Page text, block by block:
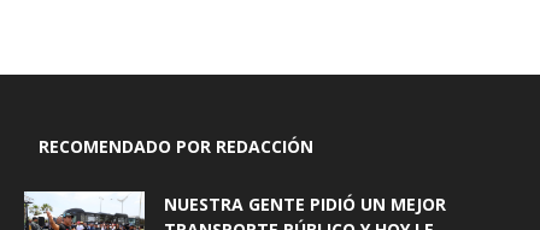
RECOMENDADO POR REDACCIÓN
NUESTRA GENTE PIDIÓ UN MEJOR